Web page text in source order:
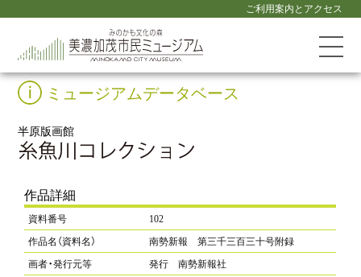
ご利用案内とアクセス
ミュージアムデータベース
半原版画館
作品詳細
資料番号
102
作品名（資料名）
南勢新報 第三千三百三十号附録
画者・発行元等
発行 南勢新報社